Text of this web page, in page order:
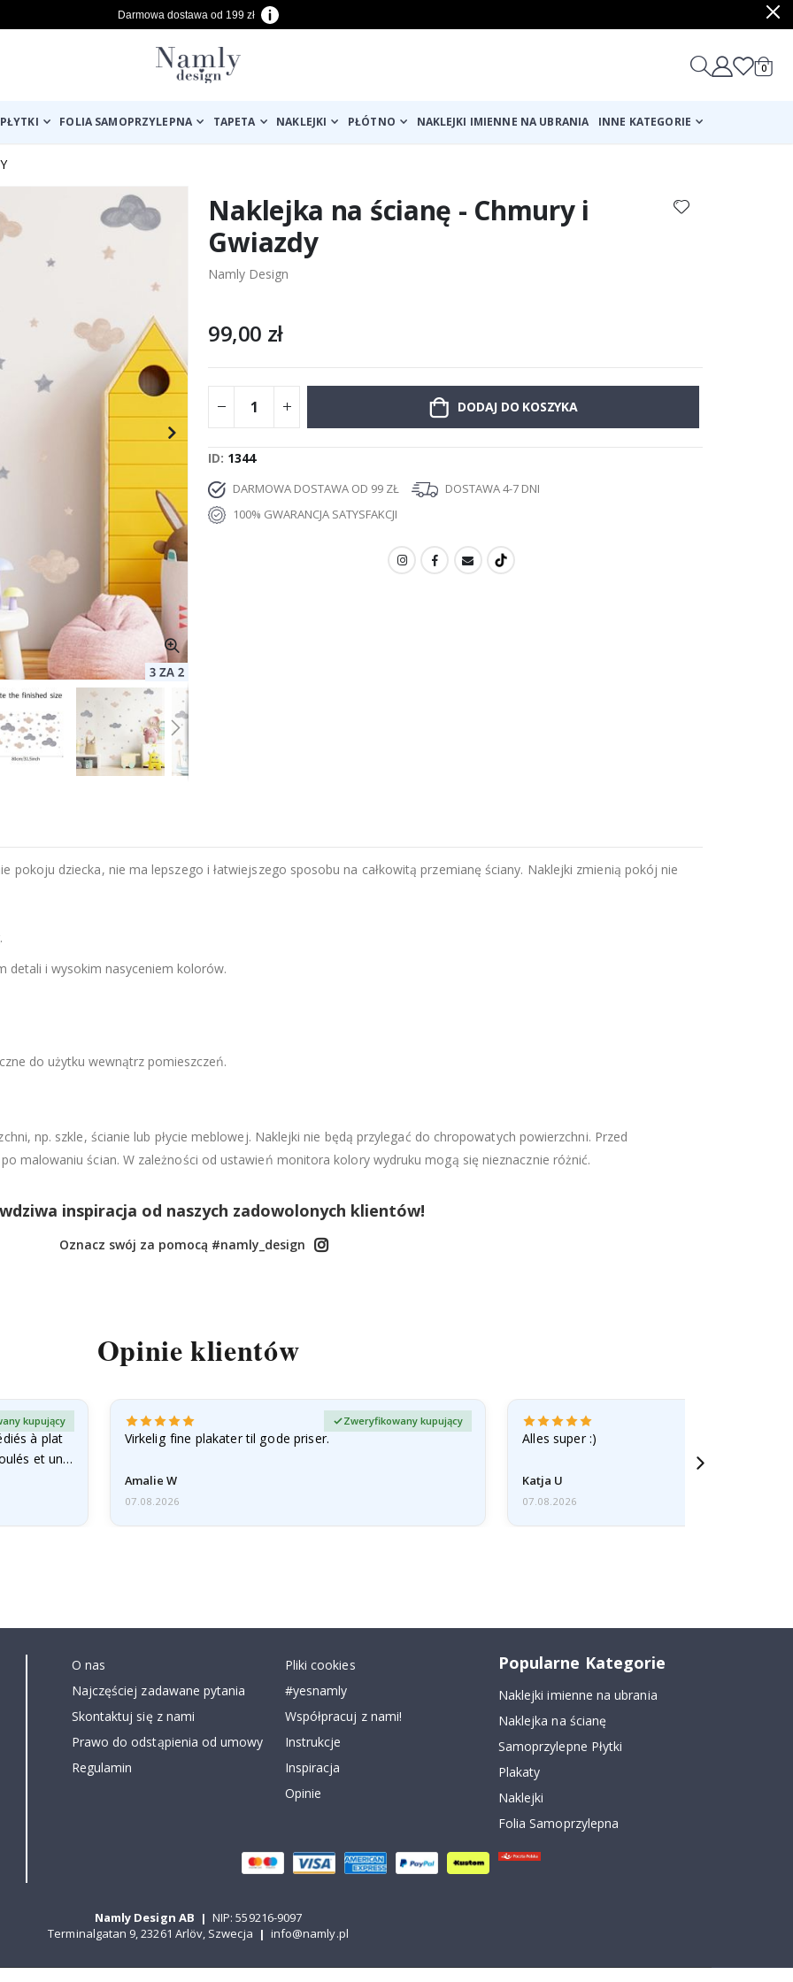
Darmowa dostawa od 199 zł
Cart
0
FOLIA SAMOPRZYLEPNA TAPETA NAKLEJKI PŁÓTNO NAKLEJKI IMIENNE NA UBRANIA INNE KATEGORIE
Naklejka na ścianę - Chmury i
Gwiazdy
Namly Design
99,00 zł
DODAJ DO KOSZYKA
ID 1344
DARMOWA DOSTAWA OD 99 ZŁ
DOSTAWA 4-7 DNI
100% GWARANCJA SATYSFAKCJI
pokoju dziecka, nie ma lepszego i łatwiejszego sposobu na całkowitą przemianę ściany. Naklejki zmienią pokój nie
detali i wysokim nasyceniem kolorów.
do użytku wewnątrz pomieszczeń.
np. szkle, ścianie lub płycie meblowej. Naklejki nie będą przylegać do chropowatych powierzchni. Przed
malowaniu ścian. W zależności od ustawień monitora kolory wydruku mogą się nieznacznie różnić.
inspiracja od naszych zadowolonych klientów!
Oznacz swój za pomocą #namly_design
Opinie klientów
à plat
et un…
kupujący
Virkelig fine plakater til gode priser.
Amalie W
Zweryfikowany kupujący
07.08.2026
Alles super :)
Katja U
07.08.2026
O nas
Najczęściej zadawane pytania
Skontaktuj się z nami
Prawo do odstąpienia od umowy
Regulamin
Pliki cookies
#yesnamly
Współpracuj z nami!
Instrukcje
Inspiracja
Opinie
Popularne Kategorie
Naklejki imienne na ubrania
Naklejka na ścianę
Samoprzylepne Płytki
Plakaty
Naklejki
Folia Samoprzylepna
Namly Design AB | NIP: 559216-9097
Terminalgatan 9, 23261 Arlöv, Szwecja | info@namly.pl